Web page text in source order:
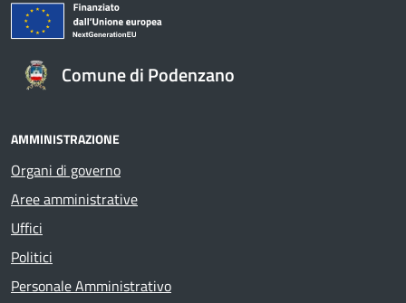
Comune di Podenzano
AMMINISTRAZIONE
Organi di governo
Aree amministrative
Uffici
Politici
Personale Amministrativo